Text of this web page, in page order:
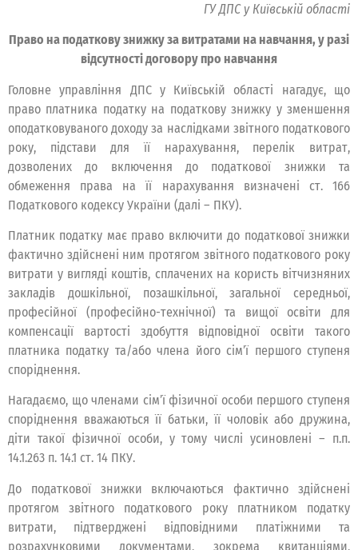
ГУ ДПС у Київській області
Право на податкову знижку за витратами на навчання, у разі
відсутності договору про навчання
Головне управління ДПС у Київській області нагадує, що
право платника податку на податкову знижку у зменшення
оподатковуваного доходу за наслідками звітного податкового
року, підстави для її нарахування, перелік витрат,
дозволених до включення до податкової знижки та
обмеження права на її нарахування визначені ст. 166
Податкового кодексу України (далі – ПКУ).
Платник податку має право включити до податкової знижки
фактично здійснені ним протягом звітного податкового року
витрати у вигляді коштів, сплачених на користь вітчизняних
закладів дошкільної, позашкільної, загальної середньої,
професійної (професійно-технічної) та вищої освіти для
компенсації вартості здобуття відповідної освіти такого
платника податку та/або члена його сім’ї першого ступеня
споріднення.
Нагадаємо, що членами сім’ї фізичної особи першого ступеня
споріднення вважаються її батьки, її чоловік або дружина,
діти такої фізичної особи, у тому числі усиновлені – п.п.
14.1.263 п. 14.1 ст. 14 ПКУ.
До податкової знижки включаються фактично здійснені
протягом звітного податкового року платником податку
витрати, підтверджені відповідними платіжними та
розрахунковими документами, зокрема квитанціями,